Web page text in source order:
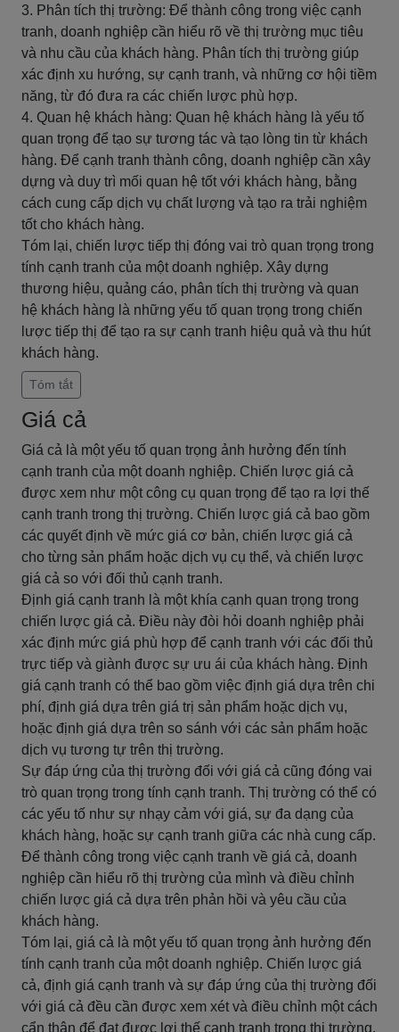
3. Phân tích thị trường: Để thành công trong việc cạnh
tranh, doanh nghiệp cần hiểu rõ về thị trường mục tiêu
và nhu cầu của khách hàng. Phân tích thị trường giúp
xác định xu hướng, sự cạnh tranh, và những cơ hội tiềm
năng, từ đó đưa ra các chiến lược phù hợp.
4. Quan hệ khách hàng: Quan hệ khách hàng là yếu tố
quan trọng để tạo sự tương tác và tạo lòng tin từ khách
hàng. Để cạnh tranh thành công, doanh nghiệp cần xây
dựng và duy trì mối quan hệ tốt với khách hàng, bằng
cách cung cấp dịch vụ chất lượng và tạo ra trải nghiệm
tốt cho khách hàng.
Tóm lại, chiến lược tiếp thị đóng vai trò quan trọng trong
tính cạnh tranh của một doanh nghiệp. Xây dựng
thương hiệu, quảng cáo, phân tích thị trường và quan
hệ khách hàng là những yếu tố quan trọng trong chiến
lược tiếp thị để tạo ra sự cạnh tranh hiệu quả và thu hút
khách hàng.
Tóm tắt
Giá cả
Giá cả là một yếu tố quan trọng ảnh hưởng đến tính
cạnh tranh của một doanh nghiệp. Chiến lược giá cả
được xem như một công cụ quan trọng để tạo ra lợi thế
cạnh tranh trong thị trường. Chiến lược giá cả bao gồm
các quyết định về mức giá cơ bản, chiến lược giá cả
cho từng sản phẩm hoặc dịch vụ cụ thể, và chiến lược
giá cả so với đối thủ cạnh tranh.
Định giá cạnh tranh là một khía cạnh quan trọng trong
chiến lược giá cả. Điều này đòi hỏi doanh nghiệp phải
xác định mức giá phù hợp để cạnh tranh với các đối thủ
trực tiếp và giành được sự ưu ái của khách hàng. Định
giá cạnh tranh có thể bao gồm việc định giá dựa trên chi
phí, định giá dựa trên giá trị sản phẩm hoặc dịch vụ,
hoặc định giá dựa trên so sánh với các sản phẩm hoặc
dịch vụ tương tự trên thị trường.
Sự đáp ứng của thị trường đối với giá cả cũng đóng vai
trò quan trọng trong tính cạnh tranh. Thị trường có thể có
các yếu tố như sự nhạy cảm với giá, sự đa dạng của
khách hàng, hoặc sự cạnh tranh giữa các nhà cung cấp.
Để thành công trong việc cạnh tranh về giá cả, doanh
nghiệp cần hiểu rõ thị trường của mình và điều chỉnh
chiến lược giá cả dựa trên phản hồi và yêu cầu của
khách hàng.
Tóm lại, giá cả là một yếu tố quan trọng ảnh hưởng đến
tính cạnh tranh của một doanh nghiệp. Chiến lược giá
cả, định giá cạnh tranh và sự đáp ứng của thị trường đối
với giá cả đều cần được xem xét và điều chỉnh một cách
cẩn thận để đạt được lợi thế cạnh tranh trong thị trường.